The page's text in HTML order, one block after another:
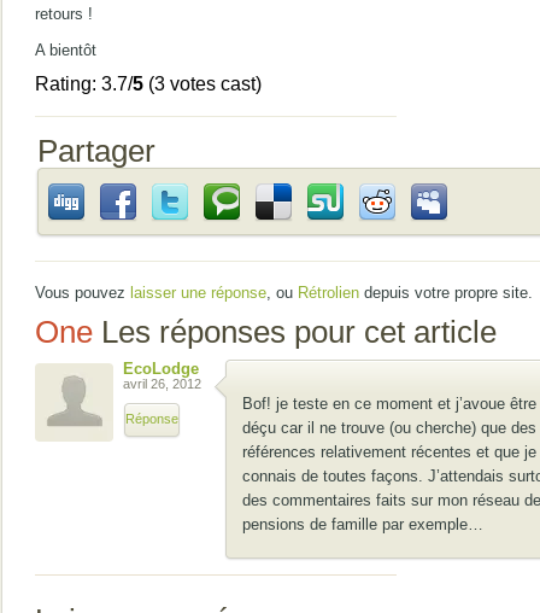
retours !
A bientôt
Rating: 3.7/5 (3 votes cast)
Partager
Vous pouvez laisser une réponse, ou Rétrolien depuis votre propre site.
One Les réponses pour cet article
EcoLodge
avril 26, 2012
Réponse
Bof! je teste en ce moment et j’avoue être
déçu car il ne trouve (ou cherche) que des
références relativement récentes et que je
connais de toutes façons. J’attendais
des commentaires faits sur mon réseau de
pensions de famille par exemple…